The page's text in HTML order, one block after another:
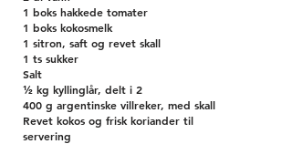
1 boks hakkede tomater
1 boks kokosmelk
1 sitron, saft og revet skall
1 ts sukker
Salt
½ kg kyllinglår, delt i 2
400 g argentinske villreker, med skall
Revet kokos og frisk koriander til
servering